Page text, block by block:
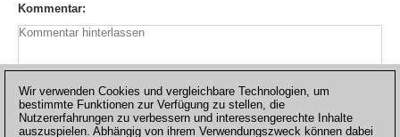
Kommentar
Wir verwenden Cookies und vergleichbare Technologien, um
bestimmte Funktionen zur Verfügung zu stellen, die
Nutzererfahrungen zu verbessern und interessengerechte Inhalte
auszuspielen. Abhängig von ihrem Verwendungszweck können dabei